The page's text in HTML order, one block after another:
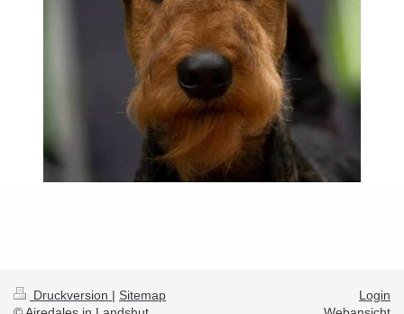
Druckversion | Sitemap
Login